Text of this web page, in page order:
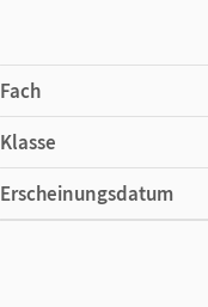
Fach
Klasse
Erscheinungsdatum